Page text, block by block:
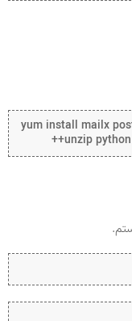
yum install mailx
unzip